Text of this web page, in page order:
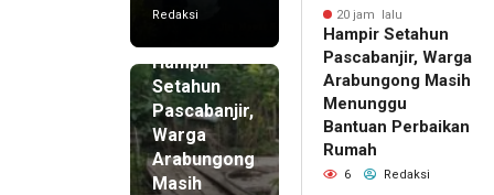
Redaksi
Hampir
Setahun
Pascabanjir,
Warga
Arabungong
Masih
20 jam lalu
Hampir Setahun
Pascabanjir, Warga
Arabungong Masih
Menunggu
Bantuan Perbaikan
Rumah
6 Redaksi